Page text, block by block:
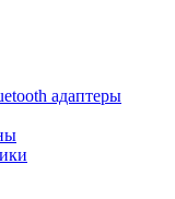
адаптеры